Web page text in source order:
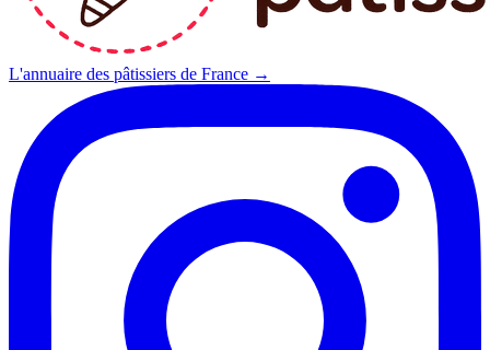
L'annuaire des pâtissiers de France →